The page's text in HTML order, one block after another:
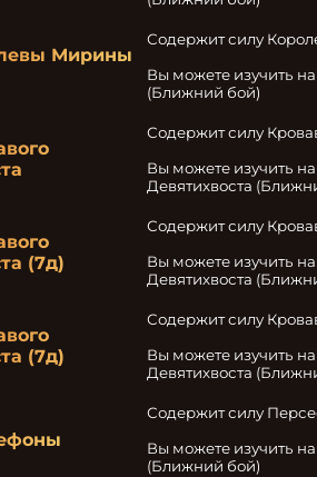
Мирины
Содержит силу
Вы можете изучить
(Ближний бой)
Содержит силу
Вы можете изучить
Девятихвоста
(7д)
Содержит силу
Вы можете изучить
Девятихвоста
(7д)
Содержит силу
Вы можете изучить
Девятихвоста
Содержит силу
Вы можете изучить
(Ближний бой)